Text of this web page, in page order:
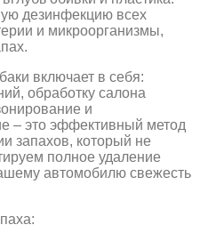
дезинфекцию всех
и микроорганизмы,
включает в себя:
обработку салона
и
– это эффективный метод
запахов, который не
полное удаление
автомобилю свежесть